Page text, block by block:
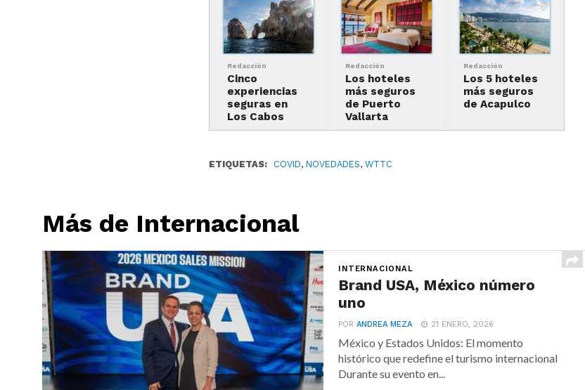
Redacción
Cinco
experiencias
seguras en
Los Cabos
Redacción
Los hoteles
más seguros
de Puerto
Vallarta
Redacción
Los 5 hoteles
más seguros
de Acapulco
ETIQUETAS: COVID,NOVEDADES,WTTC
Más de Internacional
INTERNACIONAL
Brand USA, México número
uno
PORANDREA MEZA 21 ENERO, 2026
México y Estados Unidos: El momento
histórico que redefine el turismo internacional
Durante su evento en...